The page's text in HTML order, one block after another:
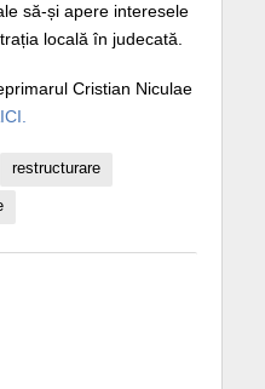
să-și apere interesele
locală în judecată.
Cristian Niculae
restructurare